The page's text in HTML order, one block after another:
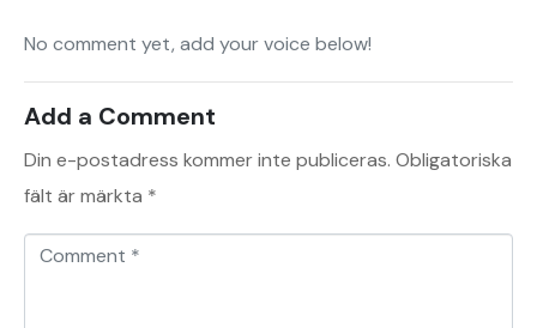
No comment yet, add your voice below!
Add a Comment
Din e-postadress kommer inte publiceras. Obligatoriska
fält är märkta *